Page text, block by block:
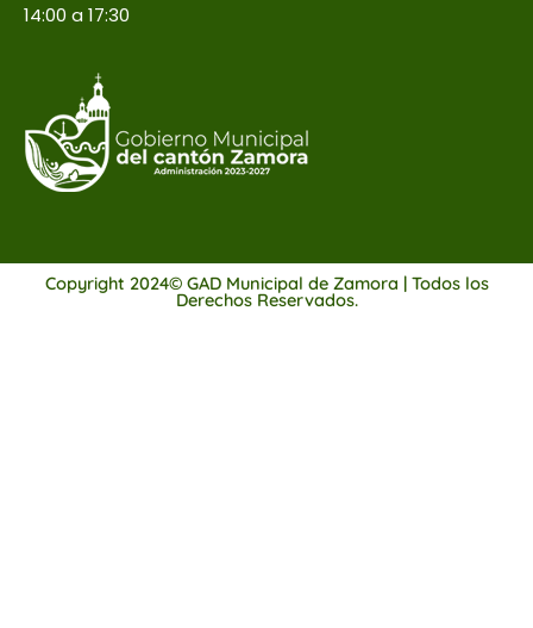
14:00 a 17:30
Copyright 2024© GAD Municipal de Zamora | Todos los
Derechos Reservados.